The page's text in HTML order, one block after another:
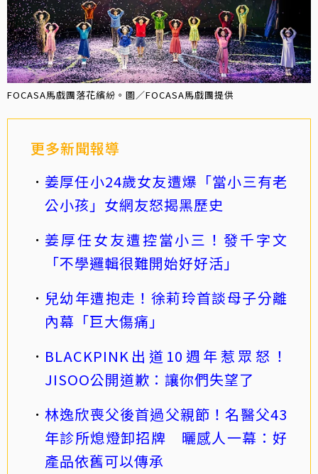
FOCASA馬戲團落花繽紛。圖／FOCASA馬戲團提供
更多新聞報導
姜厚任小24歲女友遭爆「當小三有老
公小孩」女網友怒揭黑歷史
姜厚任女友遭控當小三！發千字文
「不學邏輯很難開始好好活」
兒幼年遭抱走！徐莉玲首談母子分離
內幕「巨大傷痛」
BLACKPINK出道10週年惹眾怒！
JISOO公開道歉：讓你們失望了
林逸欣喪父後首過父親節！名醫父43
年診所熄燈卸招牌 曬感人一幕：好
產品依舊可以傳承